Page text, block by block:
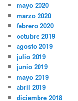
mayo 2020
marzo 2020
febrero 2020
octubre 2019
agosto 2019
julio 2019
junio 2019
mayo 2019
abril 2019
diciembre 2018